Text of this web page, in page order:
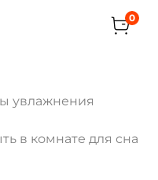
0
увлажнения
в комнате для сна